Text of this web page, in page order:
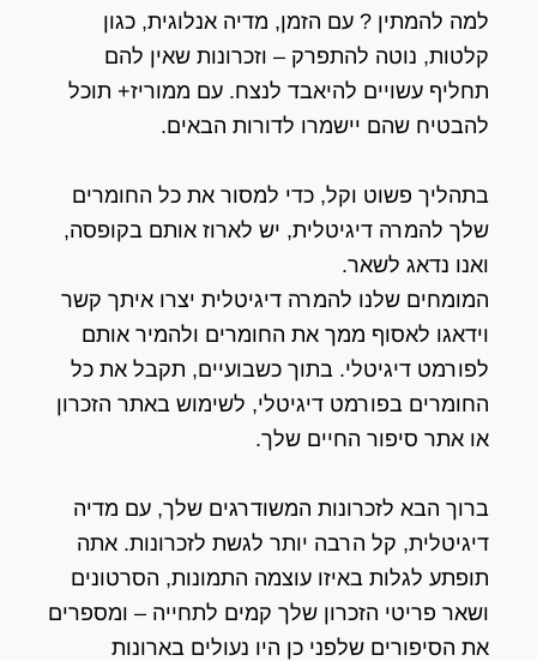
למה להמתין ? עם הזמן, מדיה אנלוגית, כגון
קלטות, נוטה להתפרק – וזכרונות שאין להם
תחליף עשויים להיאבד לנצח. עם ממוריז+ תוכל
להבטיח שהם יישמרו לדורות הבאים.
בתהליך פשוט וקל, כדי למסור את כל החומרים
שלך להמרה דיגיטלית, יש לארוז אותם בקופסה,
ואנו נדאג לשאר.
המומחים שלנו להמרה דיגיטלית יצרו איתך קשר
וידאגו לאסוף ממך את החומרים ולהמיר אותם
לפורמט דיגיטלי. בתוך כשבועיים, תקבל את כל
החומרים בפורמט דיגיטלי, לשימוש באתר הזכרון
או אתר סיפור החיים שלך.
ברוך הבא לזכרונות המשודרגים שלך, עם מדיה
דיגיטלית, קל הרבה יותר לגשת לזכרונות. אתה
תופתע לגלות באיזו עוצמה התמונות, הסרטונים
ושאר פריטי הזכרון שלך קמים לתחייה – ומספרים
את הסיפורים שלפני כן היו נעולים בארונות